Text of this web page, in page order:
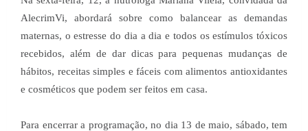
AlecrimVi, abordará sobre como balancear as demandas
maternas, o estresse do dia a dia e todos os estímulos tóxicos
recebidos, além de dar dicas para pequenas mudanças de
hábitos, receitas simples e fáceis com alimentos antioxidantes
e cosméticos que podem ser feitos em casa.
Para encerrar a programação, no dia 13 de maio, sábado, tem